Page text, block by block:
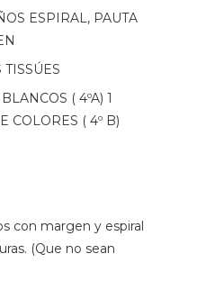
ESPIRAL, PAUTA
( 4ºA) 1
COLORES ( 4º B)
con margen y espiral
(Que no sean